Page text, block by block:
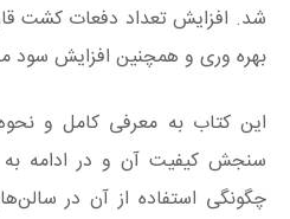
شد. افزایش تعداد دفعات کشت
بهره وری و همچنین افزایش سود
این کتاب به معرفی کامل و
سنجش کیفیت آن و در ادامه به
چگونگی استفاده از آن در